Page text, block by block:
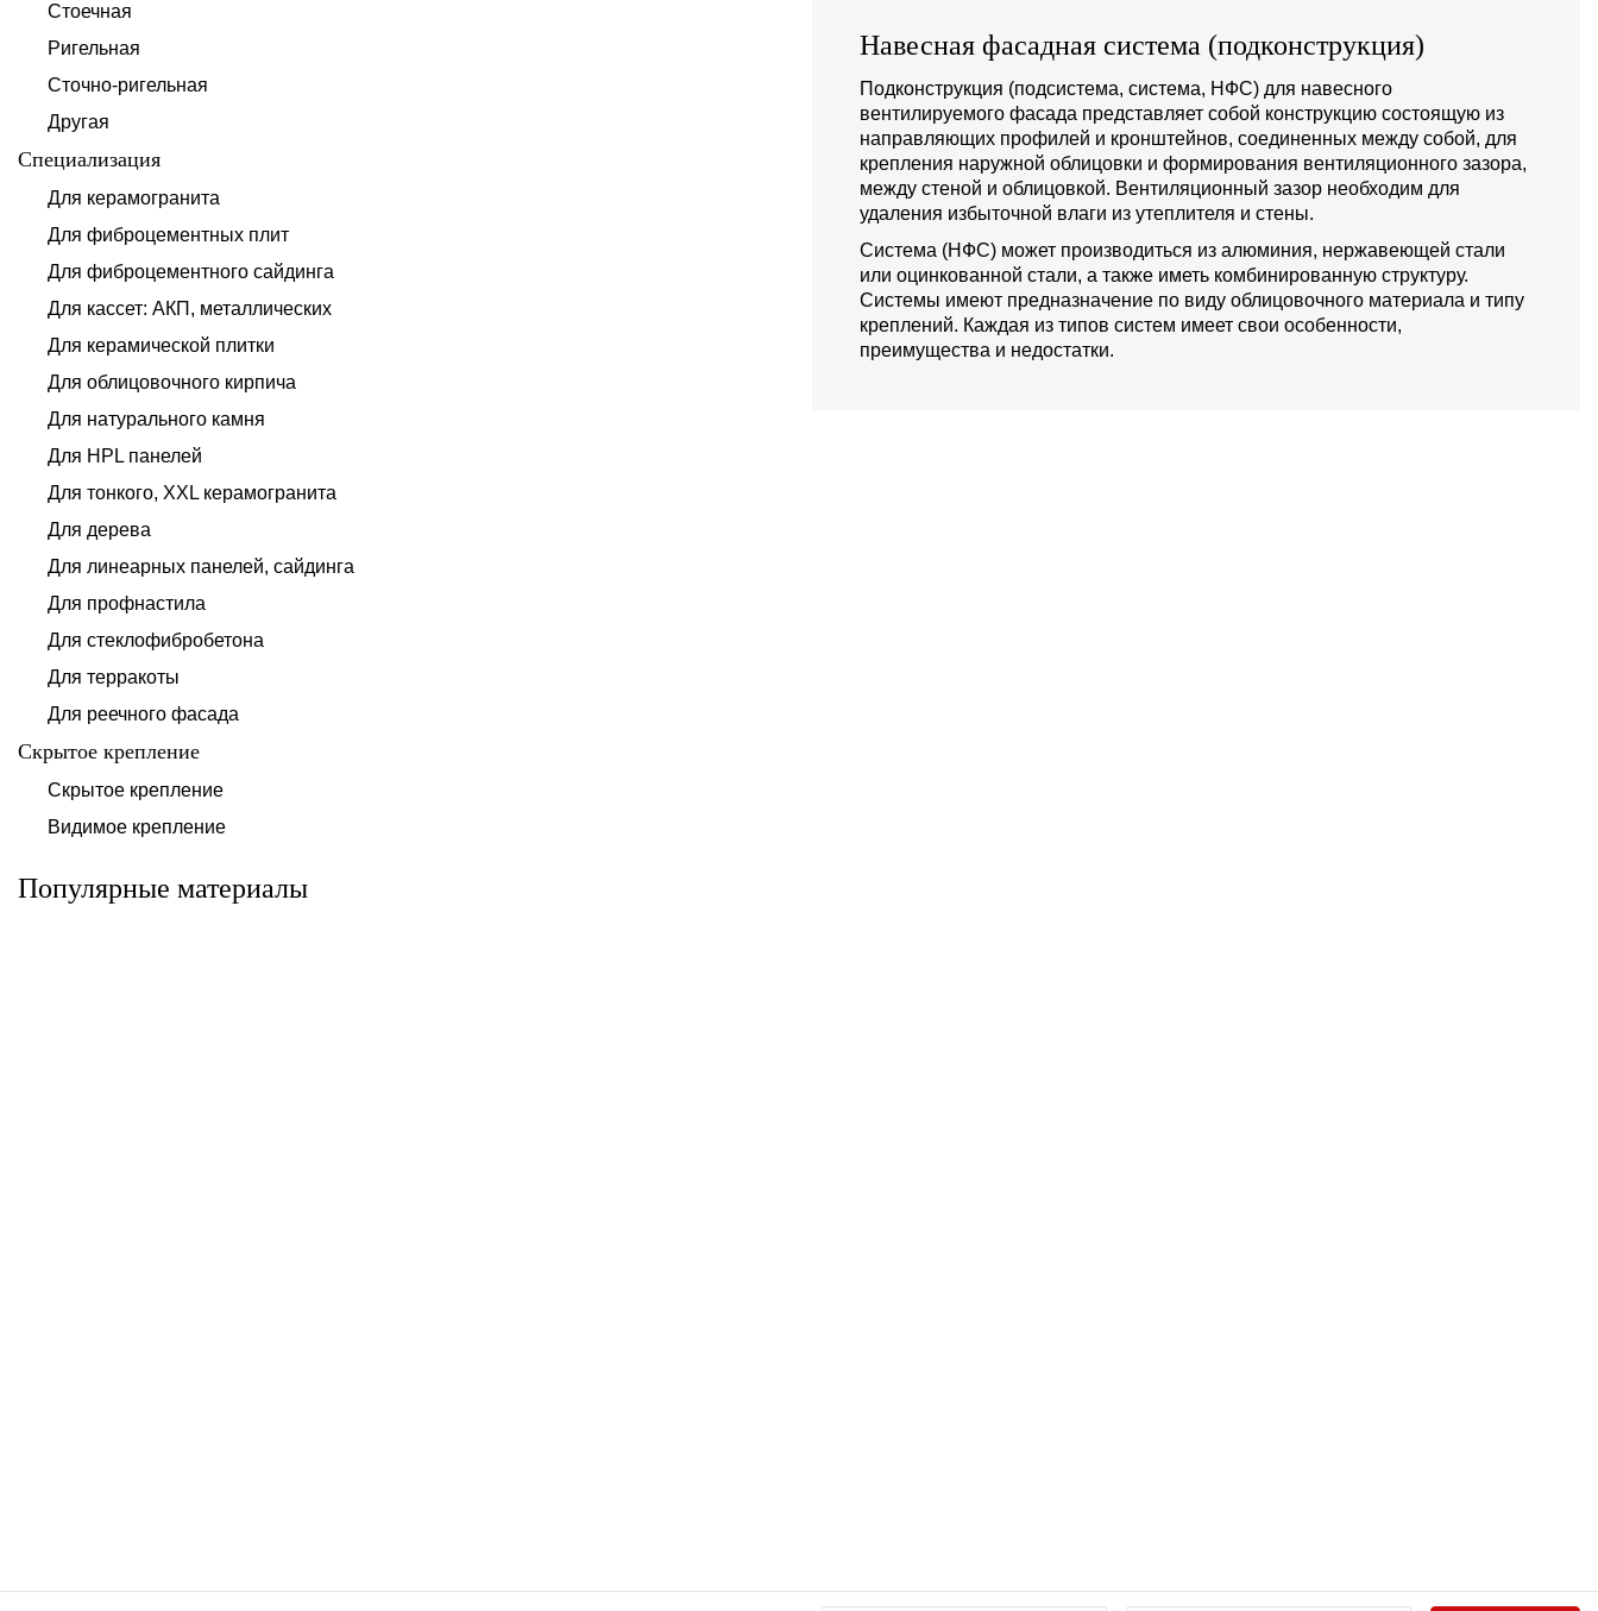
Стоечная
Ригельная
Сточно-ригельная
Другая
Специализация
Для керамогранита
Для фиброцементных плит
Для фиброцементного сайдинга
Для кассет: АКП, металлических
Для керамической плитки
Для облицовочного кирпича
Для натурального камня
Для HPL панелей
Для тонкого, XXL керамогранита
Для дерева
Для линеарных панелей, сайдинга
Для профнастила
Для стеклофибробетона
Для терракоты
Для реечного фасада
Скрытое крепление
Скрытое крепление
Видимое крепление
Популярные материалы
Система для
облицовки
клинкерными
плитками «под
Альтернатива
Альтернатива
Навесная фасадная система (подконструкция)
Подконструкция (подсистема, система, НФС) для навесного
вентилируемого фасада представляет собой конструкцию состоящую из
направляющих профилей и кронштейнов, соединенных между собой, для
крепления наружной облицовки и формирования вентиляционного зазора,
между стеной и облицовкой. Вентиляционный зазор необходим для
удаления избыточной влаги из утеплителя и стены.
Система (НФС) может производиться из алюминия, нержавеющей стали
или оцинкованной стали, а также иметь комбинированную структуру.
Системы имеют предназначение по виду облицовочного материала и типу
креплений. Каждая из типов систем имеет свои особенности,
преимущества и недостатки.